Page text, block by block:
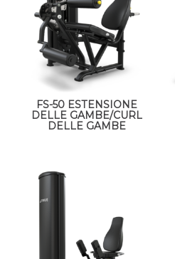
FS-50 ESTENSIONE
DELLE GAMBE/CURL
DELLE GAMBE